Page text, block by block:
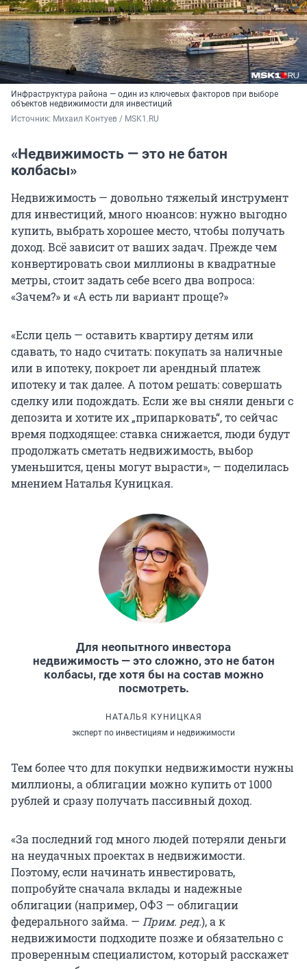
Инфраструктура района — один из ключевых факторов при выборе
объектов недвижимости для инвестиций
Источник: Михаил Контуев / MSK1.RU
«Недвижимость — это не батон
колбасы»
Недвижимость — довольно тяжелый инструмент
для инвестиций, много нюансов: нужно выгодно
купить, выбрать хорошее место, чтобы получать
доход. Всё зависит от ваших задач. Прежде чем
конвертировать свои миллионы в квадратные
метры, стоит задать себе всего два вопроса:
«Зачем?» и «А есть ли вариант проще?»
«Если цель — оставить квартиру детям или
сдавать, то надо считать: покупать за наличные
или в ипотеку, покроет ли арендный платеж
ипотеку и так далее. А потом решать: совершать
сделку или подождать. Если же вы сняли деньги с
депозита и хотите их „припарковать“, то сейчас
время подходящее: ставка снижается, люди будут
продолжать сметать недвижимость, выбор
уменьшится, цены могут вырасти», — поделилась
мнением Наталья Куницкая.
Для неопытного инвестора
недвижимость — это сложно, это не батон
колбасы, где хотя бы на состав можно
посмотреть.
НАТАЛЬЯ КУНИЦКАЯ
эксперт по инвестициям и недвижимости
Тем более что для покупки недвижимости нужны
миллионы, а облигации можно купить от 1000
рублей и сразу получать пассивный доход.
«За последний год много людей потеряли деньги
на неудачных проектах в недвижимости.
Поэтому, если начинать инвестировать,
попробуйте сначала вклады и надежные
облигации (например, ОФЗ — облигации
федерального займа. — Прим. ред.), а к
недвижимости подходите позже и обязательно с
проверенным специалистом, который расскажет